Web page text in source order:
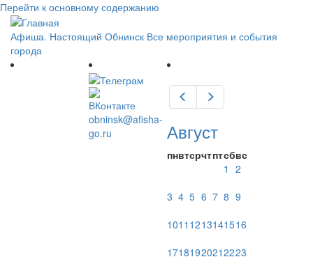
Перейти к основному содержанию
Афиша. Настоящий Обнинск Все мероприятия и события
города
obninsk@afisha-
go.ru
Предыдущий
Август
пнвтсрчтптсбвс
1 2
3 4 5 6 7 8 9
1011 1213141516
17181920212223